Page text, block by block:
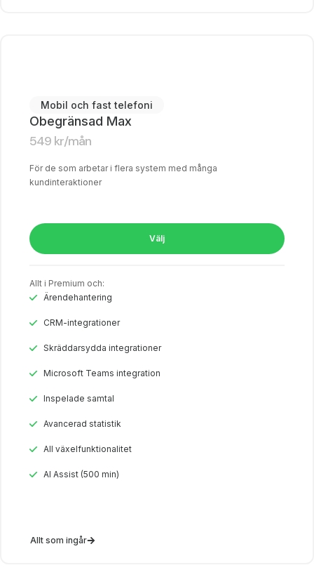
Mobil och fast telefoni
Obegränsad Max
549 kr/mån
För de som arbetar i flera system med många
kundinteraktioner
Välj
Allt i Premium och:
Ärendehantering
CRM-integrationer
Skräddarsydda integrationer
Microsoft Teams integration
Inspelade samtal
Avancerad statistik
All växelfunktionalitet
AI Assist (500 min)
Allt som ingår